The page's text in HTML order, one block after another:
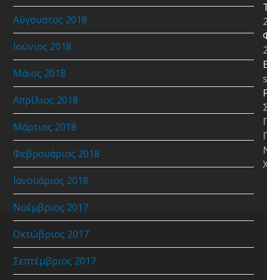
Αύγουστος 2018
Ιούνιος 2018
Μάιος 2018
Απρίλιος 2018
Μάρτιος 2018
Φεβρουάριος 2018
Ιανουάριος 2018
Νοέμβριος 2017
Οκτώβριος 2017
Σεπτέμβριος 2017